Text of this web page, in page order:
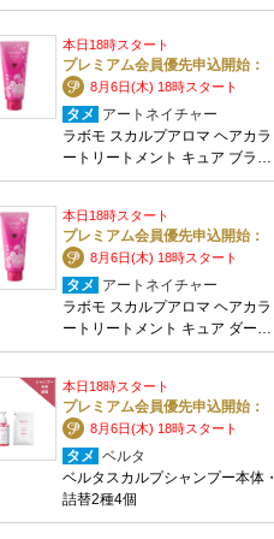
本日18時スタート
プレミアム会員優先申込開始：
8月6日(木) 18時スタート
タメ アートネイチャー
ラボモ スカルプアロマ ヘアカラ
ートリートメント キュア ブラ…
本日18時スタート
プレミアム会員優先申込開始：
8月6日(木) 18時スタート
タメ アートネイチャー
ラボモ スカルプアロマ ヘアカラ
ートリートメント キュア ダー…
本日18時スタート
プレミアム会員優先申込開始：
8月6日(木) 18時スタート
タメ ベルタ
ベルタスカルプシャンプー本体・
詰替2種4個